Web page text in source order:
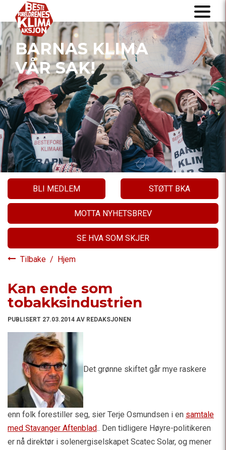
BARNAS KLIMA
VÅR SAK!
BLI MEDLEM STØTT BKA
MOTTA NYHETSBREV
SE HVA SOM SKJER
Tilbake / Hjem
Kan ende som
tobakksindustrien
PUBLISERT 27.03.2014 AV REDAKSJONEN
Det grønne skiftet går mye raskere
enn folk forestiller seg, sier Terje Osmundsen i en samtale
med Stavanger Aftenblad.. Den tidligere Høyre-politikeren
er nå direktør i solenergiselskapet Scatec Solar, og mener